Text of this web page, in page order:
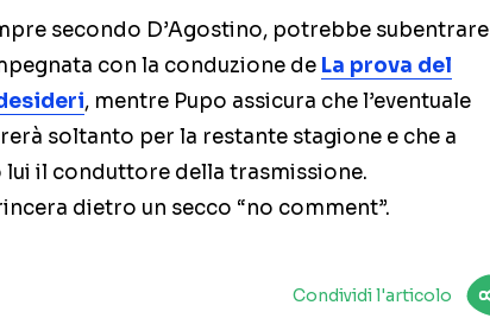
secondo D’Agostino, potrebbe subentrare
con la conduzione de La prova del
, mentre Pupo assicura che l’eventuale
soltanto per la restante stagione e che a
lui il conduttore della trasmissione.
dietro un secco “no comment”.
Condividi l'articolo